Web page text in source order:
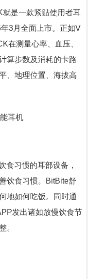
是一款紧贴使用者耳
3月全面上市。正如V
在测量心率、血压、
算步数及消耗的卡路
、地理位置、海拔高
食习惯的耳部设备，
饮食习惯。BitBite舒
地如何吃饭。同时通
发出诸如放慢饮食节
。